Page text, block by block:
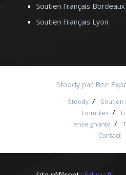
Soutien Français Bordeaux
Soutien Français Lyon
Stoody par Bee
Stoody / Soutien
Formules /
enseignante /
Contact